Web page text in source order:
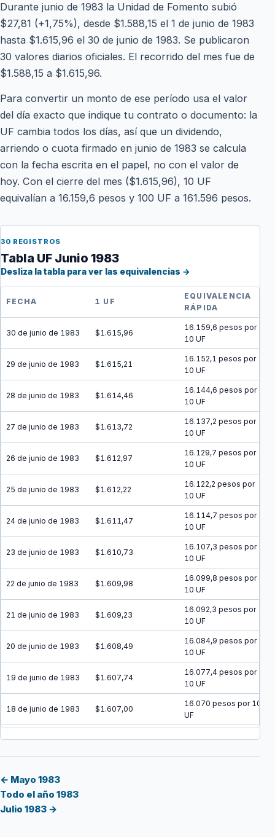
Durante junio de 1983 la Unidad de Fomento subió
$27,81 (+1,75%), desde $1.588,15 el 1 de junio de 1983
hasta $1.615,96 el 30 de junio de 1983. Se publicaron
30 valores diarios oficiales. El recorrido del mes fue de
$1.588,15 a $1.615,96.
Para convertir un monto de ese período usa el valor
del día exacto que indique tu contrato o documento: la
UF cambia todos los días, así que un dividendo,
arriendo o cuota firmado en junio de 1983 se calcula
con la fecha escrita en el papel, no con el valor de
hoy. Con el cierre del mes ($1.615,96), 10 UF
equivalían a 16.159,6 pesos y 100 UF a 161.596 pesos.
30 REGISTROS
Tabla UF Junio 1983
Desliza la tabla para ver las equivalencias →
FECHA 1 UF
EQUIVALENCIA
RÁPIDA
30 de junio de 1983 $1.615,96
16.159,6 pesos por
10 UF
29 de junio de 1983 $1.615,21
16.152,1 pesos por
10 UF
28 de junio de 1983 $1.614,46
16.144,6 pesos por
10 UF
27 de junio de 1983 $1.613,72
16.137,2 pesos por
10 UF
26 de junio de 1983 $1.612,97
16.129,7 pesos por
10 UF
25 de junio de 1983 $1.612,22
16.122,2 pesos por
10 UF
24 de junio de 1983 $1.611,47
16.114,7 pesos por
10 UF
23 de junio de 1983 $1.610,73
16.107,3 pesos por
10 UF
22 de junio de 1983 $1.609,98
16.099,8 pesos por
10 UF
21 de junio de 1983 $1.609,23
16.092,3 pesos por
10 UF
20 de junio de 1983 $1.608,49
16.084,9 pesos por
10 UF
19 de junio de 1983 $1.607,74
16.077,4 pesos por
10 UF
18 de junio de 1983 $1.607,00
16.070 pesos por 10
UF
17 de junio de 1983 $1.606,25
15 de junio de 1983
← Mayo 1983
Todo el año 1983
Julio 1983 →